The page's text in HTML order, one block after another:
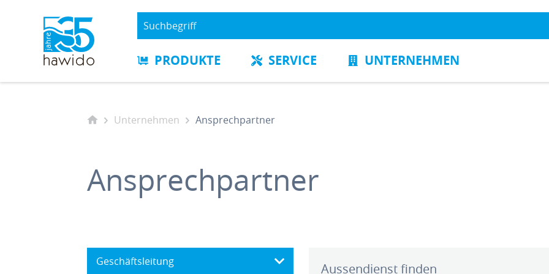
PRODUKTE SERVICE UNTERNEHMEN
Unternehmen Ansprechpartner
Ansprechpartner
Aussendienst finden